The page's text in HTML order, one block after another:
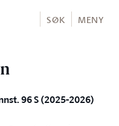
SØK MENY
96 S (2025-2026)